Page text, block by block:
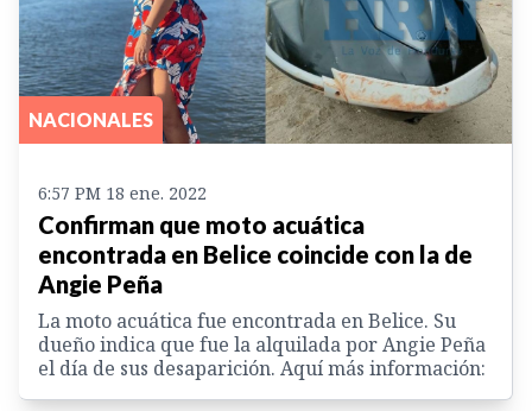
NACIONALES
6:57 PM 18 ene. 2022
Confirman que moto acuática
encontrada en Belice coincide con la de
Angie Peña
La moto acuática fue encontrada en Belice. Su
dueño indica que fue la alquilada por Angie Peña
el día de sus desaparición. Aquí más información: